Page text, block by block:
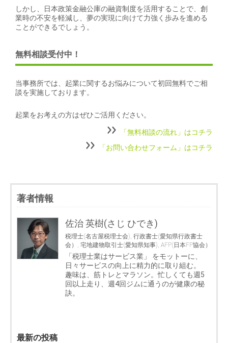
しかし、日本政策金融公庫の融資制度を活用することで、創
業時の不安を軽減し、夢の実現に向けて力強く歩みを進める
ことができるでしょう。
無料相談受付中！
当事務所では、起業に関するお悩みについて初回無料でご相
談を実施しております。
起業をお考えの方はぜひご活用ください。
「無料相談の流れ」はコチラ
「お問い合わせフォーム」はコチラ
著者情報
佐治 英樹(さじ ひでき)
税理士(名古屋税理士会), 行政書士(愛知県行政書士
会）, 宅地建物取引士(愛知県知事), AFP(日本FP協会）
「税理士業はサービス業」 をモットーに、
日々サービスの向上に精力的に取り組む。
趣味は、筋トレとマラソン。忙しくても週5
回以上走り、週4回ジムに通うのが健康の秘
訣。
最新の投稿